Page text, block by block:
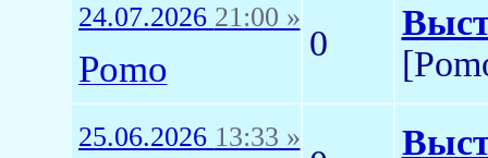
24.07.2026 21:00 »
Pomo
0
25.06.2026 13:33 »